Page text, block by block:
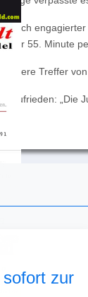
der 55. Minute
Treffer
zufrieden:
zur